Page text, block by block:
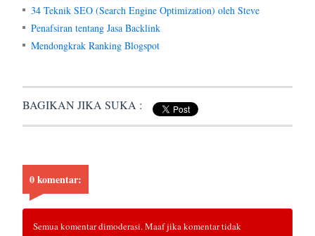
34 Teknik SEO (Search Engine Optimization) oleh Steve
Penafsiran tentang Jasa Backlink
Mendongkrak Ranking Blogspot
BAGIKAN JIKA SUKA :
0 komentar:
Semua komentar dimoderasi. Maaf jika komentar tidak